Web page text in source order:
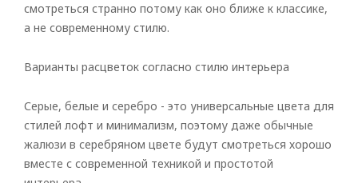
смотреться странно потому как оно ближе к классике,
а не современному стилю.
Варианты расцветок согласно стилю интерьера
Серые, белые и серебро - это универсальные цвета для
стилей лофт и минимализм, поэтому даже обычные
жалюзи в серебряном цвете будут смотреться хорошо
вместе с современной техникой и простотой